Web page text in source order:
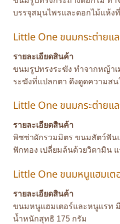
บรรจุสมุนไพรและดอกไม้แห้ง
Little One ขนมกระต่ายแ
รายละเอียดสินค้า
ขนมรูปทรงระฆัง ทำจากหญ้าเ
ระฆังที่แปลกตา ดึงดูดความสน
Little One ขนมกระต่ายแ
รายละเอียดสินค้า
พิซซ่าผักรวมมิตร ขนมสัตว์ฟัน
ฟักทอง เปลี่ยมล้นด้วยวิตามิน
Little One ขนมหนูแฮมเต
รายละเอียดสินค้า
ขนมหนูแฮมเตอร์และหนูแรท
น้ำหนักสุทธิ 175 กรัม